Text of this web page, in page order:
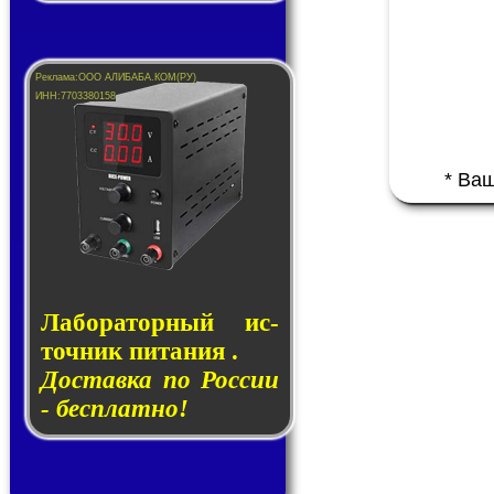
Лаборатор­ный ис­
точ­ник пи­та­ния .
Доставка по России
- бесплатно!
*